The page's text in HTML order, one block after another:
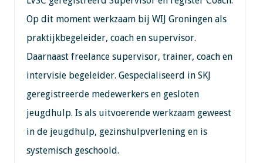
Op dit moment werkzaam bij WIJ Groningen als
praktijkbegeleider, coach en supervisor.
Daarnaast freelance supervisor, trainer, coach en
intervisie begeleider. Gespecialiseerd in SKJ
geregistreerde medewerkers en gesloten
jeugdhulp. Is als uitvoerende werkzaam geweest
in de jeugdhulp, gezinshulpverlening en is
systemisch geschoold.